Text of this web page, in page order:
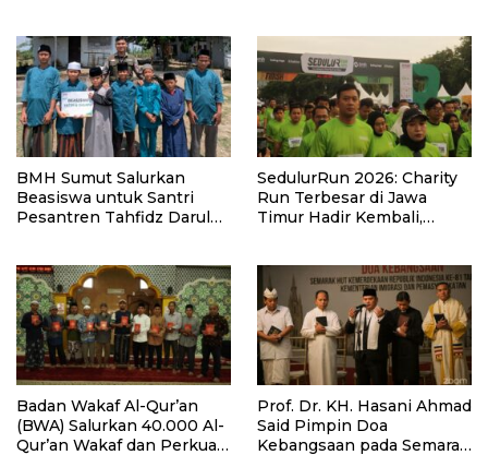
BMH Sumut Salurkan
Beasiswa untuk Santri
Pesantren Tahfidz Darul
SedulurRun 2026: Charity
Run Terbesar di Jawa
Timur Hadir Kembali,
Santri dan Guru Honorer
Badan Wakaf Al-Qur’an
(BWA) Salurkan 40.000 Al-
Qur’an Wakaf dan Perkuat
Prof. Dr. KH. Hasani Ahmad
Said Pimpin Doa
Kebangsaan pada Semarak